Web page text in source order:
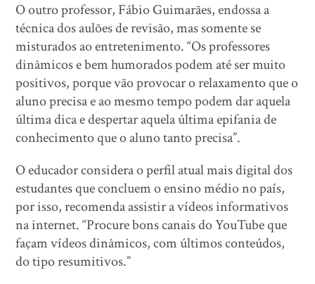
O outro professor, Fábio Guimarães, endossa a
técnica dos aulões de revisão, mas somente se
misturados ao entretenimento. “Os professores
dinâmicos e bem humorados podem até ser muito
positivos, porque vão provocar o relaxamento que o
aluno precisa e ao mesmo tempo podem dar aquela
última dica e despertar aquela última epifania de
conhecimento que o aluno tanto precisa”.
O educador considera o perfil atual mais digital dos
estudantes que concluem o ensino médio no país,
por isso, recomenda assistir a vídeos informativos
na internet. “Procure bons canais do YouTube que
façam vídeos dinâmicos, com últimos conteúdos,
do tipo resumitivos.”